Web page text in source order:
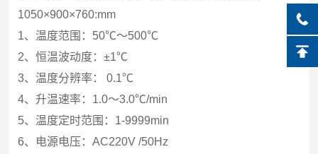
1050×900×760:mm
1、温度范围：50℃～500℃
2、恒温波动度：±1℃
3、温度分辨率： 0.1℃
4、升温速率：1.0～3.0℃/min
5、温度定时范围：1-9999min
6、电源电压：AC220V /50Hz